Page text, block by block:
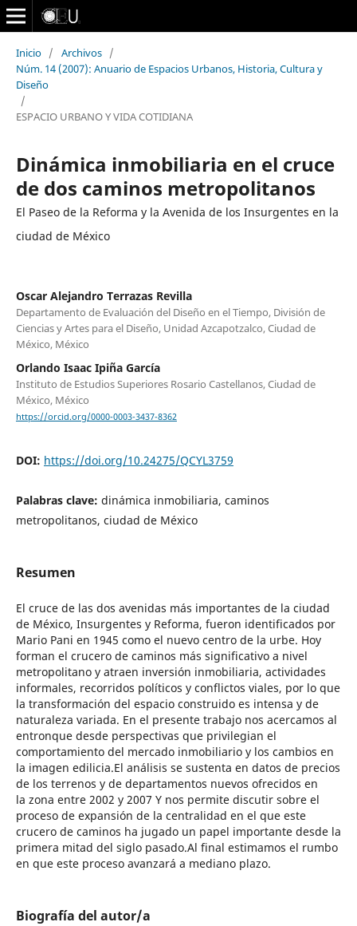
Inicio / Archivos /
Núm. 14 (2007): Anuario de Espacios Urbanos, Historia, Cultura y
Diseño
/
ESPACIO URBANO Y VIDA COTIDIANA
Dinámica inmobiliaria en el cruce
de dos caminos metropolitanos
El Paseo de la Reforma y la Avenida de los Insurgentes en la
ciudad de México
Oscar Alejandro Terrazas Revilla
Departamento de Evaluación del Diseño en el Tiempo, División de
Ciencias y Artes para el Diseño, Unidad Azcapotzalco, Ciudad de
México, México
Orlando Isaac Ipiña García
Instituto de Estudios Superiores Rosario Castellanos, Ciudad de
México, México
https://orcid.org/0000-0003-3437-8362
DOI: https://doi.org/10.24275/QCYL3759
Palabras clave: dinámica inmobiliaria, caminos
metropolitanos, ciudad de México
Resumen
El cruce de las dos avenidas más importantes de la ciudad
de México, Insurgentes y Reforma, fueron identificados por
Mario Pani en 1945 como el nuevo centro de la urbe. Hoy
forman el crucero de caminos más significativo a nivel
metropolitano y atraen inversión inmobiliaria, actividades
informales, recorridos políticos y conflictos viales, por lo que
la transformación del espacio construido es intensa y de
naturaleza variada. En el presente trabajo nos acercamos al
entronque desde perspectivas que privilegian el
comportamiento del mercado inmobiliario y los cambios en
la imagen edilicia.El análisis se sustenta en datos de precios
de los terrenos y de departamentos nuevos ofrecidos en
la zona entre 2002 y 2007 Y nos permite discutir sobre el
proceso de expansión de la centralidad en el que este
crucero de caminos ha jugado un papel importante desde la
primera mitad del siglo pasado.Al final estimamos el rumbo
en que este proceso avanzará a mediano plazo.
Biografía del autor/a